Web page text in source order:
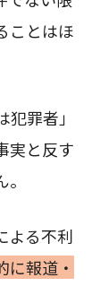
ことはほ
罪者」
実と反す
よる不利
に報道・